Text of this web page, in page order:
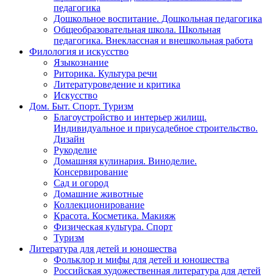
педагогика
Дошкольное воспитание. Дошкольная педагогика
Общеобразовательная школа. Школьная
педагогика. Внеклассная и внешкольная работа
Филология и искусство
Языкознание
Риторика. Культура речи
Литературоведение и критика
Искусство
Дом. Быт. Спорт. Туризм
Благоустройство и интерьер жилищ.
Индивидуальное и приусадебное строительство.
Дизайн
Рукоделие
Домашняя кулинария. Виноделие.
Консервирование
Сад и огород
Домашние животные
Коллекционирование
Красота. Косметика. Макияж
Физическая культура. Спорт
Туризм
Литература для детей и юношества
Фольклор и мифы для детей и юношества
Российская художественная литература для детей